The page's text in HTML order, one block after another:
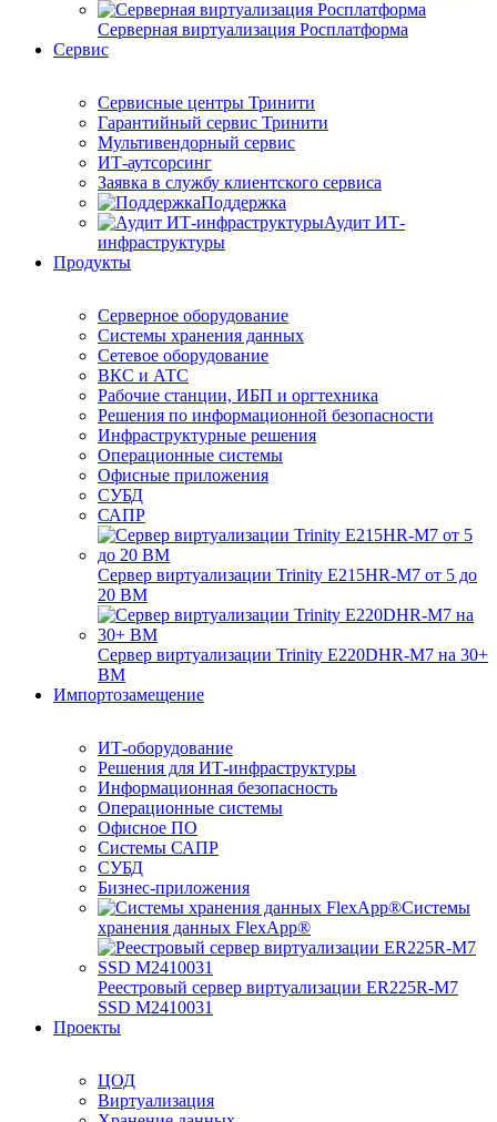
Серверная виртуализация Росплатформа
Сервис
Сервисные центры Тринити
Гарантийный сервис Тринити
Мультивендорный сервис
ИТ-аутсорсинг
Заявка в службу клиентского сервиса
Поддержка
Аудит ИТ-
инфраструктуры
Продукты
Серверное оборудование
Системы хранения данных
Сетевое оборудование
ВКС и АТС
Рабочие станции, ИБП и оргтехника
Решения по информационной безопасности
Инфраструктурные решения
Операционные системы
Офисные приложения
СУБД
САПР
Сервер виртуализации Trinity E215HR-M7 от 5 до
20 ВМ
Сервер виртуализации Trinity E220DHR-M7 на 30+
ВМ
Импортозамещение
ИТ-оборудование
Решения для ИТ-инфраструктуры
Информационная безопасность
Операционные системы
Офисное ПО
Системы САПР
СУБД
Бизнес-приложения
Системы
хранения данных FlexApp®
Реестровый сервер виртуализации ER225R-M7
SSD М2410031
Проекты
ЦОД
Виртуализация